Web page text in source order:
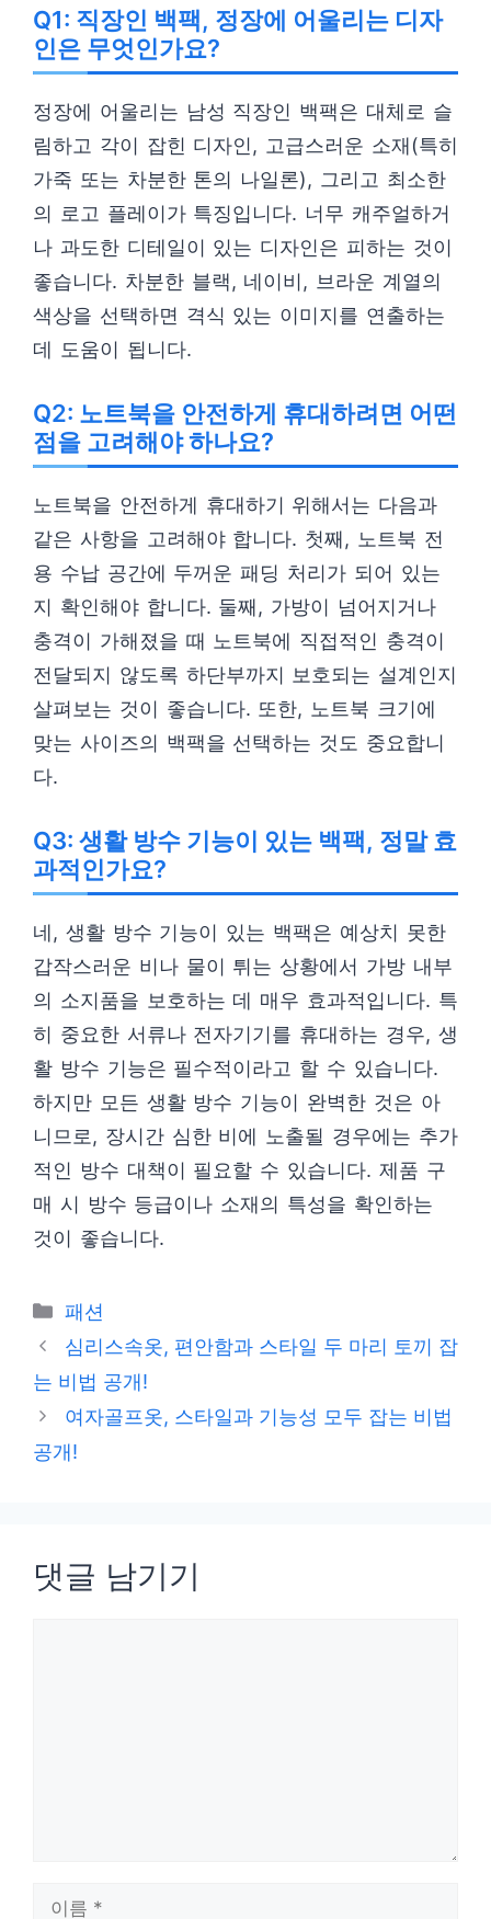
Q1: 직장인 백팩, 정장에 어울리는 디자
인은 무엇인가요?
정장에 어울리는 남성 직장인 백팩은 대체로 슬
림하고 각이 잡힌 디자인, 고급스러운 소재(특히
가죽 또는 차분한 톤의 나일론), 그리고 최소한
의 로고 플레이가 특징입니다. 너무 캐주얼하거
나 과도한 디테일이 있는 디자인은 피하는 것이
좋습니다. 차분한 블랙, 네이비, 브라운 계열의
색상을 선택하면 격식 있는 이미지를 연출하는
데 도움이 됩니다.
Q2: 노트북을 안전하게 휴대하려면 어떤
점을 고려해야 하나요?
노트북을 안전하게 휴대하기 위해서는 다음과
같은 사항을 고려해야 합니다. 첫째, 노트북 전
용 수납 공간에 두꺼운 패딩 처리가 되어 있는
지 확인해야 합니다. 둘째, 가방이 넘어지거나
충격이 가해졌을 때 노트북에 직접적인 충격이
전달되지 않도록 하단부까지 보호되는 설계인지
살펴보는 것이 좋습니다. 또한, 노트북 크기에
맞는 사이즈의 백팩을 선택하는 것도 중요합니
다.
Q3: 생활 방수 기능이 있는 백팩, 정말 효
과적인가요?
네, 생활 방수 기능이 있는 백팩은 예상치 못한
갑작스러운 비나 물이 튀는 상황에서 가방 내부
의 소지품을 보호하는 데 매우 효과적입니다. 특
히 중요한 서류나 전자기기를 휴대하는 경우, 생
활 방수 기능은 필수적이라고 할 수 있습니다.
하지만 모든 생활 방수 기능이 완벽한 것은 아
니므로, 장시간 심한 비에 노출될 경우에는 추가
적인 방수 대책이 필요할 수 있습니다. 제품 구
매 시 방수 등급이나 소재의 특성을 확인하는
것이 좋습니다.
카
테
리
패션
심리스속옷, 편안함과 스타일 두 마리 토끼 잡
는 비법 공개!
여자골프옷, 스타일과 기능성 모두 잡는 비법
공개!
댓글 남기기